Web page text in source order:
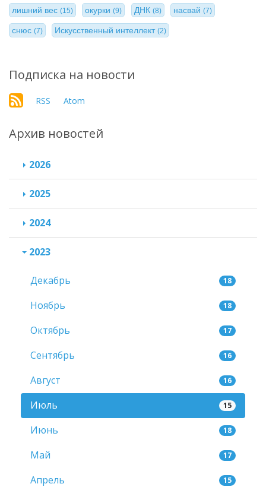
лишний вес (15) окурки(9) ДНК (8) насвай(7)
снюс (7) Искусственный интеллект(2)
Подписка на новости
RSS Atom
Архив новостей
2026
2025
2024
2023
Декабрь 18
Ноябрь 18
Октябрь 17
Сентябрь 16
Август 16
Июль 15
Июнь 18
Май 17
Апрель 15